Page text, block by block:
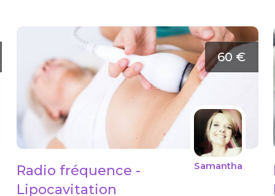
60 €
Samantha
Radio fréquence -
Lipocavitation